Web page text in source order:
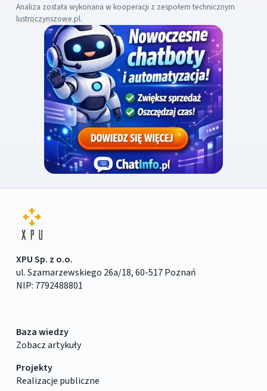
Analiza została wykonana w kooperacji z zespołem technicznym
lustroczynszowe.pl.
XPU Sp. z o.o.
ul. Szamarzewskiego 26a/18, 60-517 Poznań
NIP: 7792488801
Baza wiedzy
Zobacz artykuły
Projekty
Realizacje publiczne